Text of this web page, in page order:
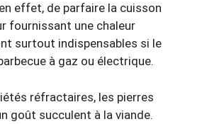
effet, de parfaire la cuisson
fournissant une chaleur
surtout indispensables si le
à gaz ou électrique.
réfractaires, les pierres
goût succulent à la viande.